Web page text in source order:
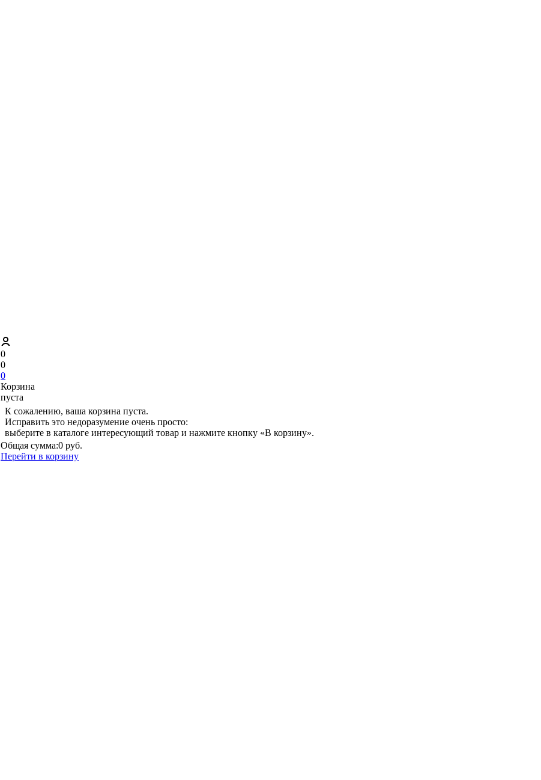
0
0
0
Корзина
пуста
К сожалению, ваша корзина пуста.
Исправить это недоразумение очень просто:
выберите в каталоге интересующий товар и нажмите кнопку «В корзину».
Общая сумма:0 руб.
Перейти в корзину